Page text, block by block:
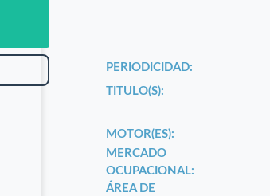
PERIODICIDAD:
TITULO(S):
MOTOR(ES):
MERCADO
OCUPACIONAL:
ÁREA DE